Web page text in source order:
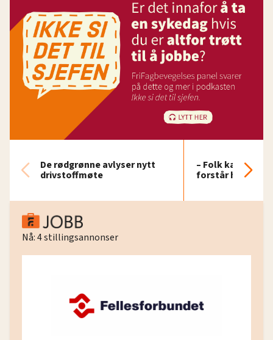
De rødgrønne avlyser nytt
drivstoffmøte
– Folk kan bli
forstår hvorfor
Nå:4stillingsannonser